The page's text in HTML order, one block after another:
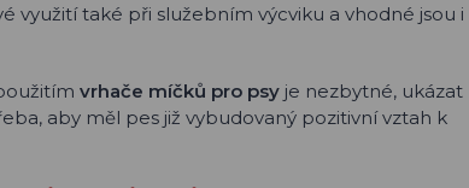
využití také při služebním výcviku a vhodné jsou i
vrhače míčků pro psy je nezbytné, ukázat
aby měl pes již vybudovaný pozitivní vztah k